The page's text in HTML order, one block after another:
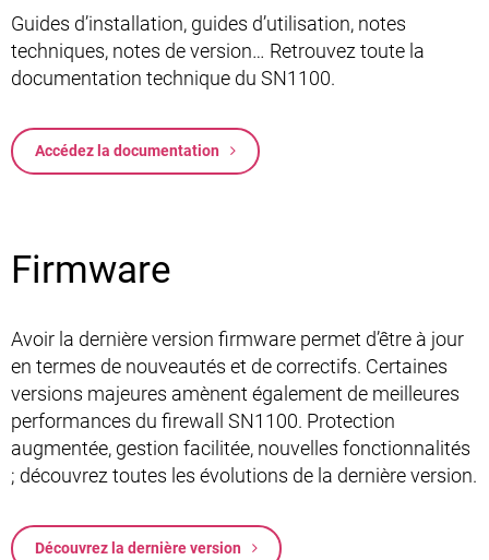
Guides d’installation, guides d’utilisation, notes
techniques, notes de version… Retrouvez toute la
documentation technique du SN1100.
Accédez la documentation
Firmware
Avoir la dernière version firmware permet d’être à jour
en termes de nouveautés et de correctifs. Certaines
versions majeures amènent également de meilleures
performances du firewall SN1100. Protection
augmentée, gestion facilitée, nouvelles fonctionnalités
; découvrez toutes les évolutions de la dernière version.
Découvrez la dernière version